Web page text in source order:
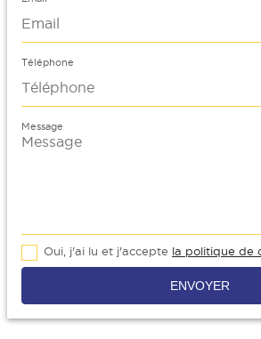
Téléphone
Message
Oui, j'ai lu et j'accepte la politique de
ENVOYER